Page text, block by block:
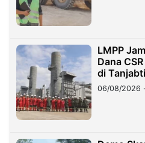
LMPP
Dana
di
06/08/2026